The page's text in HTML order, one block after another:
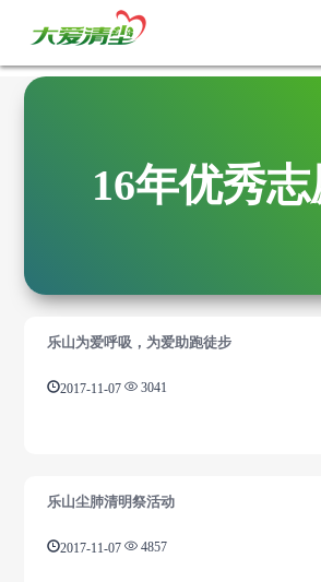
16年优秀
乐山为爱呼吸，为爱助跑徒步
2017-11-07 3041
乐山尘肺清明祭活动
2017-11-07 4857